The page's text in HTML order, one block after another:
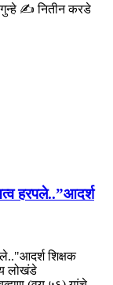
गुन्हे ✍️ नितीन करडे
हरपले..”आदर्श
शिक्षक
लोखंडे